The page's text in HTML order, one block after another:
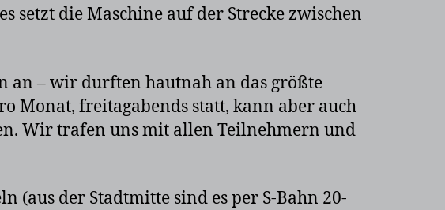
setzt die Maschine auf der Strecke zwischen
an – wir durften hautnah an das größte
Monat, freitagabends statt, kann aber auch
Wir trafen uns mit allen Teilnehmern und
(aus der Stadtmitte sind es per S-Bahn 20-